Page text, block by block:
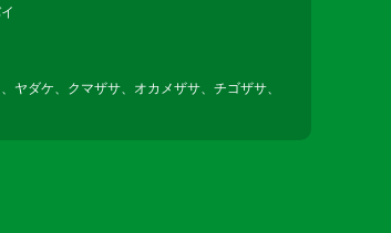
ダケ、クマザサ、オカメザサ、チゴザサ、